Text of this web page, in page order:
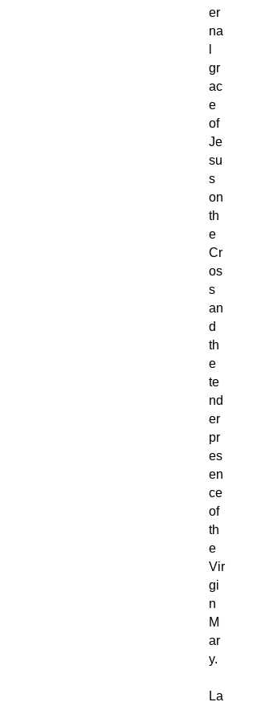
er
na
gr
ac
e
of
Je
su
s
on
th
e
Cr
os
s
an
d
th
e
te
nd
er
pr
es
en
ce
of
th
e
Vir
gi
n
M
ar
y.
La